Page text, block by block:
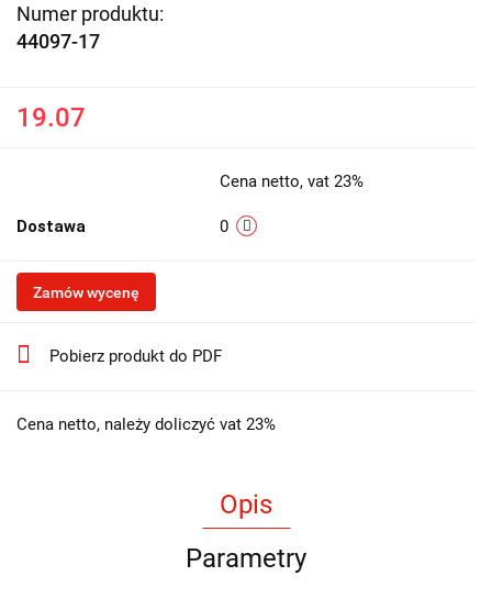
Numer produktu:
44097-17
19.07
Cena netto, vat 23%
Dostawa 0
Zamów wycenę
Pobierz produkt do PDF
Cena netto, należy doliczyć vat 23%
Opis
Parametry